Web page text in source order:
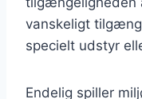
vanskeligt
specielt udstyr
Endelig spiller